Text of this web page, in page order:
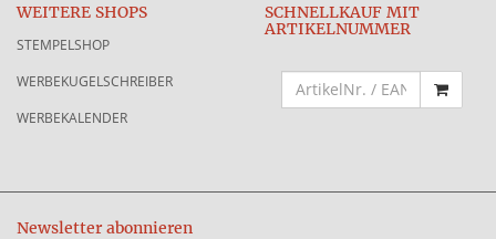
WEITERE SHOPS
STEMPELSHOP
WERBEKUGELSCHREIBER
WERBEKALENDER
SCHNELLKAUF MIT
ARTIKELNUMMER
Newsletter abonnieren